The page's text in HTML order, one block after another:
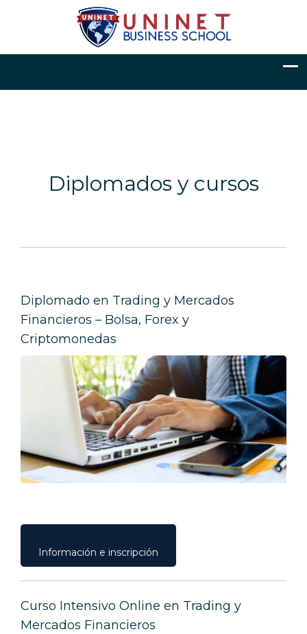
Diplomados y cursos
Diplomado en Trading y Mercados
Financieros – Bolsa, Forex y
Criptomonedas
Información e inscripción
Curso Intensivo Online en Trading y
Mercados Financieros